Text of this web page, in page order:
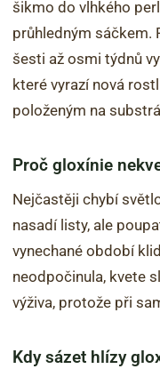
šikmo do vlhkého
průhledným sáčkem.
šesti až osmi týdnů
které vyrazí nová
položeným na
Proč gloxínie
Nejčastěji chybí
nasadí listy, ale
vynechané období
neodpočinula, kvete
výživa, protože při
Kdy sázet hlízy